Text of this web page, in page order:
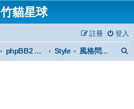
竹貓星球
登入
註冊
phpBB2 Forum Archive Style 風格問題討論